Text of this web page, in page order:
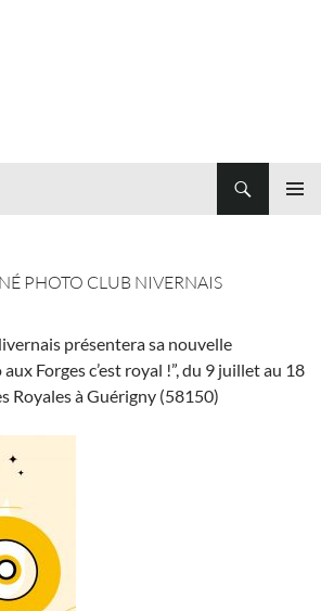
PHOTO CLUB NIVERNAIS
présentera sa nouvelle
Forges c’est royal !”, du 9 juillet au 18
Royales à Guérigny (58150)